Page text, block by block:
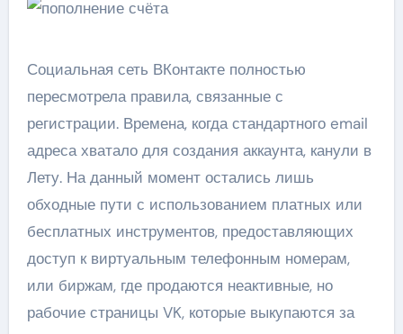
Социальная сеть ВКонтакте полностью
пересмотрела правила, связанные с
регистрации. Времена, когда стандартного email
адреса хватало для создания аккаунта, канули в
Лету. На данный момент остались лишь
обходные пути с использованием платных или
бесплатных инструментов, предоставляющих
доступ к виртуальным телефонным номерам,
или биржам, где продаются неактивные, но
рабочие страницы VK, которые выкупаются за